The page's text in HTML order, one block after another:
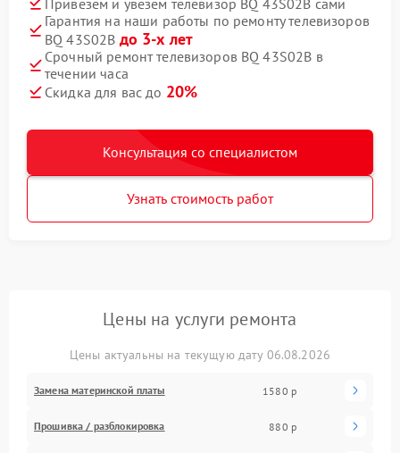
Гарантия на наши работы по ремонту телевизоров
BQ 43S02B до 3-х лет
Срочный ремонт телевизоров BQ 43S02B в
течении часа
Скидка для вас до 20%
Консультация со специалистом
Узнать стоимость работ
Цены на услуги ремонта
Цены актуальны на текущую дату 06.08.2026
Замена материнской платы 1580 р
Прошивка / разблокировка 880 р